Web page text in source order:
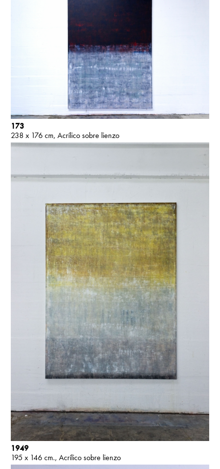
173
238 x 176 cm Acrílico sobre lienzo
1949
195 x 146 cm. Acrílico sobre lienzo